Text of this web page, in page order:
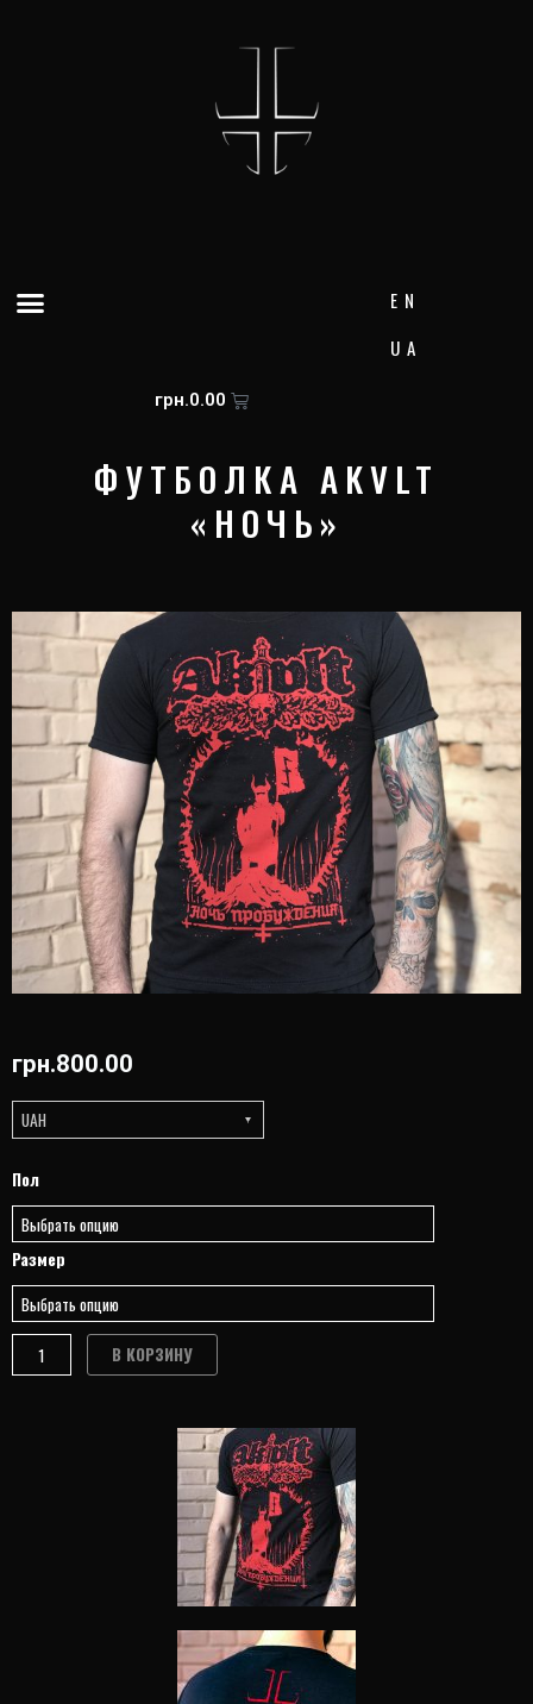
Меню
EN
UA
грн.0.00 Корзина
ФУТБОЛКА AKVLT
«НОЧЬ»
грн.800.00
UAH
Пол
Размер
Количество
товара
ФУТБОЛКА
AKVLT
"НОЧЬ"
В КОРЗИНУ